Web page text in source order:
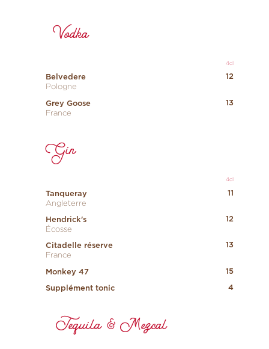
Vodka
4cl
12
Belvedere
Pologne
13
Grey Goose
France
Gin
4cl
11
Tanqueray
Angleterre
12
Hendrick's
Écosse
13
Citadelle réserve
France
15
Monkey 47
4
Supplément tonic
Tequila & Mezcal